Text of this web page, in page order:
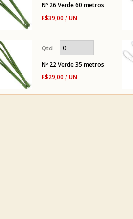
Nº 26 Verde 60 metros
R$39,00 / UN
Nº 22 Verde 35 metros
R$29,00 / UN